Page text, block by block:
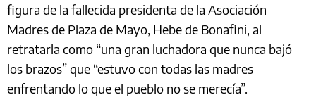
figura de la fallecida presidenta de la Asociación
Madres de Plaza de Mayo, Hebe de Bonafini, al
retratarla como “una gran luchadora que nunca bajó
los brazos” que “estuvo con todas las madres
enfrentando lo que el pueblo no se merecía”.